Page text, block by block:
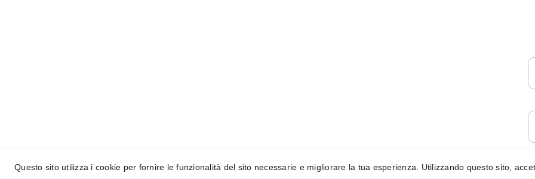
© 2024. All rights reserved. Termini e Condizioni
Questo sito utilizza i cookie per fornire le funzionalità del sito necessarie e migliorare la tua esperienza. Utilizzando questo sito,